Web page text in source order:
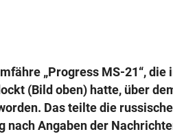
„Progress MS-21“, die
(Bild oben) hatte, über
Das teilte die
nach Angaben der